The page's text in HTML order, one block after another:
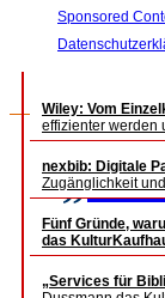
Sponsored
Wiley: Vom
effizienter werden
nexbib: Digitale
Zugänglichkeit
Fünf Gründe,
das
„Services für
„Ich